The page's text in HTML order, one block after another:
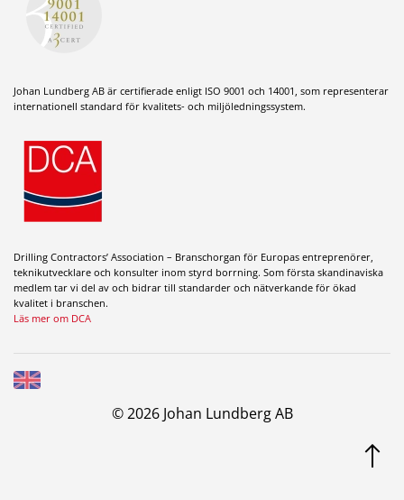
Johan Lundberg AB är certifierade enligt ISO 9001 och 14001, som representerar
internationell standard för kvalitets- och miljöledningssystem.
Drilling Contractors’ Association – Branschorgan för Europas entreprenörer,
teknikutvecklare och konsulter inom styrd borrning. Som första skandinaviska
medlem tar vi del av och bidrar till standarder och nätverkande för ökad
kvalitet i branschen.
Läs mer om DCA
© 2026 Johan Lundberg AB